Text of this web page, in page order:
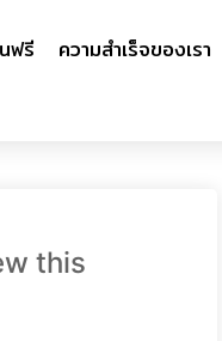
ฟรี ความสำเร็จของเรา
this